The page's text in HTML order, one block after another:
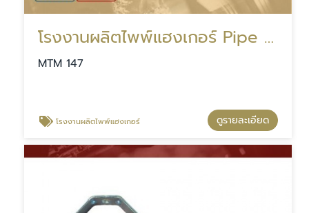
โรงงานผลิตไพพ์แฮงเกอร์ Pipe Hanger
MTM 147
โรงงานผลิตไพพ์แฮงเกอร์ ดูรายละเอียด